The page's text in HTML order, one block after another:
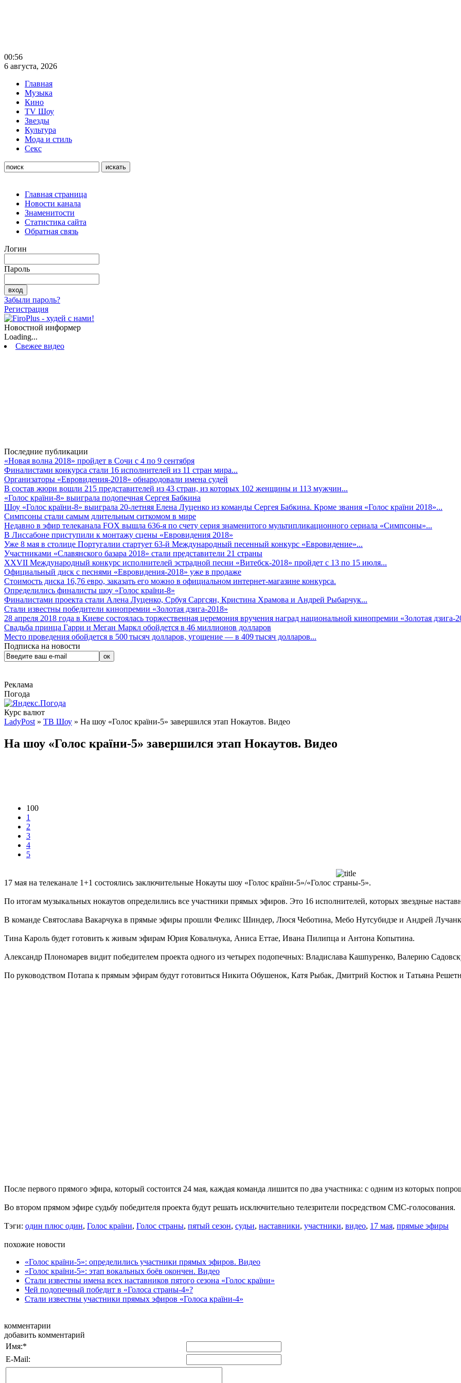
00:56
6 августа, 2026
Главная
Музыка
Кино
TV Шоу
Звезды
Культура
Мода и стиль
Секс
Главная страница
Новости канала
Знаменитости
Статистика сайта
Обратная связь
Логин
Пароль
Забыли пароль?
Регистрация
Новостной информер
Loading...
Свежее видео
Последние публикации
«Новая волна 2018» пройдет в Сочи с 4 по 9 сентября
Финалистами конкурса стали 16 исполнителей из 11 стран мира...
Организаторы «Евровидения-2018» обнародовали имена судей
В состав жюри вошли 215 представителей из 43 стран, из которых 102 женщины и 113 мужчин...
«Голос країни-8» выиграла подопечная Сергея Бабкина
Шоу «Голос країни-8» выиграла 20-летняя Елена Луценко из команды Сергея Бабкина. Кроме звания «Голос країни 2018»...
Симпсоны стали самым длительным ситкомом в мире
Недавно в эфир телеканала FOX вышла 636-я по счету серия знаменитого мультипликационного сериала «Симпсоны»...
В Лиссабоне приступили к монтажу сцены «Евровидения 2018»
Уже 8 мая в столице Португалии стартует 63-й Международный песенный конкурс «Евровидение»...
Участниками «Славянского базара 2018» стали представители 21 страны
XXVII Международный конкурс исполнителей эстрадной песни «Витебск-2018» пройдет с 13 по 15 июля...
Официальный диск с песнями «Евровидения-2018» уже в продаже
Стоимость диска 16,76 евро, заказать его можно в официальном интернет-магазине конкурса.
Определились финалисты шоу «Голос країни-8»
Финалистами проекта стали Алена Луценко, Србуя Саргсян, Кристина Храмова и Андрей Рыбарчук...
Стали известны победители кинопремии «Золотая дзига-2018»
28 апреля 2018 года в Киеве состоялась торжественная церемония вручения наград национальной кинопремии «Золотая дзига-
Свадьба принца Гарри и Меган Маркл обойдется в 46 миллионов долларов
Место проведения обойдется в 500 тысяч долларов, угощение — в 409 тысяч долларов...
Подписка на новости
Реклама
Погода
Курс валют
LadyPost » ТВ Шоу » На шоу «Голос країни-5» завершился этап Нокаутов. Видео
На шоу «Голос країни-5» завершился этап Нокаутов. Видео
100
1
2
3
4
5
17 мая на телеканале 1+1 состоялись заключительные Нокауты шоу «Голос країни-5»/«Голос страны-5».
По итогам музыкальных нокаутов определились все участники прямых эфиров. Это 16 исполнителей, которых звездные
В команде Святослава Вакарчука в прямые эфиры прошли Феликс Шиндер, Люся Чеботина, Мебо Нутсубидзе и Андрей
Тина Кароль будет готовить к живым эфирам Юрия Ковальчука, Аниса Еттае, Ивана Пилипца и Антона Копытина.
Александр Плономарев видит победителем проекта одного из четырех подопечных: Владислава Кашпуренко, Валерию
По руководством Потапа к прямым эфирам будут готовиться Никита Обушенок, Катя Рыбак, Дмитрий Костюк и Татьяна
После первого прямого эфира, который состоится 24 мая, каждая команда лишится по два участника: с одним из которых
Во втором прямом эфире судьбу победителя проекта будут решать исключительно телезрители посредством СМС-голосования.
Тэги: один плюс один, Голос країни, Голос страны, пятый сезон, судьи, наставники, участники, видео, 17 мая, прямые эфиры
похожие новости
«Голос країни-5»: определились участники прямых эфиров. Видео
«Голос країни-5»: этап вокальных боёв окончен. Видео
Стали известны имена всех наставников пятого сезона «Голос країни»
Чей подопечный победит в «Голоса страны-4»?
Стали известны участники прямых эфиров «Голоса країни-4»
комментарии
добавить комментарий
Имя:*
E-Mail: